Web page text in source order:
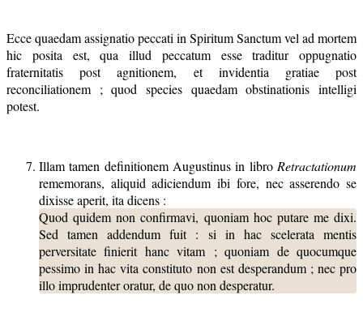
Ecce quaedam assignatio peccati in Spiritum Sanctum vel ad mortem
hic posita est, qua illud peccatum esse traditur oppugnatio
fraternitatis post agnitionem, et invidentia gratiae post
reconciliationem ; quod species quaedam obstinationis intelligi
potest.
Illam tamen definitionem Augustinus in libroRetractationum
rememorans, aliquid adiciendum ibi fore, nec asserendo se
dixisse aperit, ita dicens :
Quod quidem non confirmavi, quoniam hoc putare me dixi.
Sed tamen addendum fuit : si in hac scelerata mentis
perversitate finierit hanc vitam ; quoniam de quocumque
pessimo in hac vita constituto non est desperandum ; nec pro
illo imprudenter oratur, de quo non desperatur.